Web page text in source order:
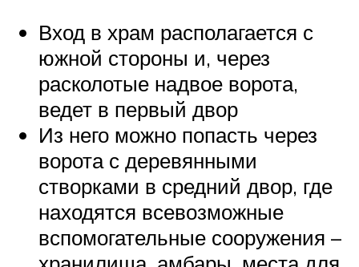
Вход в храм располагается с
южной стороны и, через
расколотые надвое ворота,
ведет в первый двор
Из него можно попасть через
ворота с деревянными
створками в средний двор, где
находятся всевозможные
вспомогательные сооружения –